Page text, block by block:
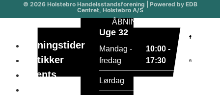
© 2026 Holstebro Handelsstandsforening | Powered by EDB
Centret, Holstebro A/S
Åbningstider
Butikker
Events
ÅBNINGSTIDER
Uge 32
Mandag -
fredag
10:00 -
17:30
Lørdag